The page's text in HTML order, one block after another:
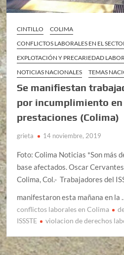
CINTILLO
COLIMA
CONFLICTOS LABORALES EN EL
EXPLOTACIÓN Y PRECARIEDAD
NOTICIAS NACIONALES
TEMAS
Se manifiestan
por incumplimiento en
prestaciones (Colima)
grieta 14 noviembre, 2019
Foto: Colima Noticias *Son más
base afectados. Oscar
Colima, Col.- Trabajadores del
manifestaron esta mañana en la …
conflictos laborales en Colima
ISSSTE
violacion de derechos